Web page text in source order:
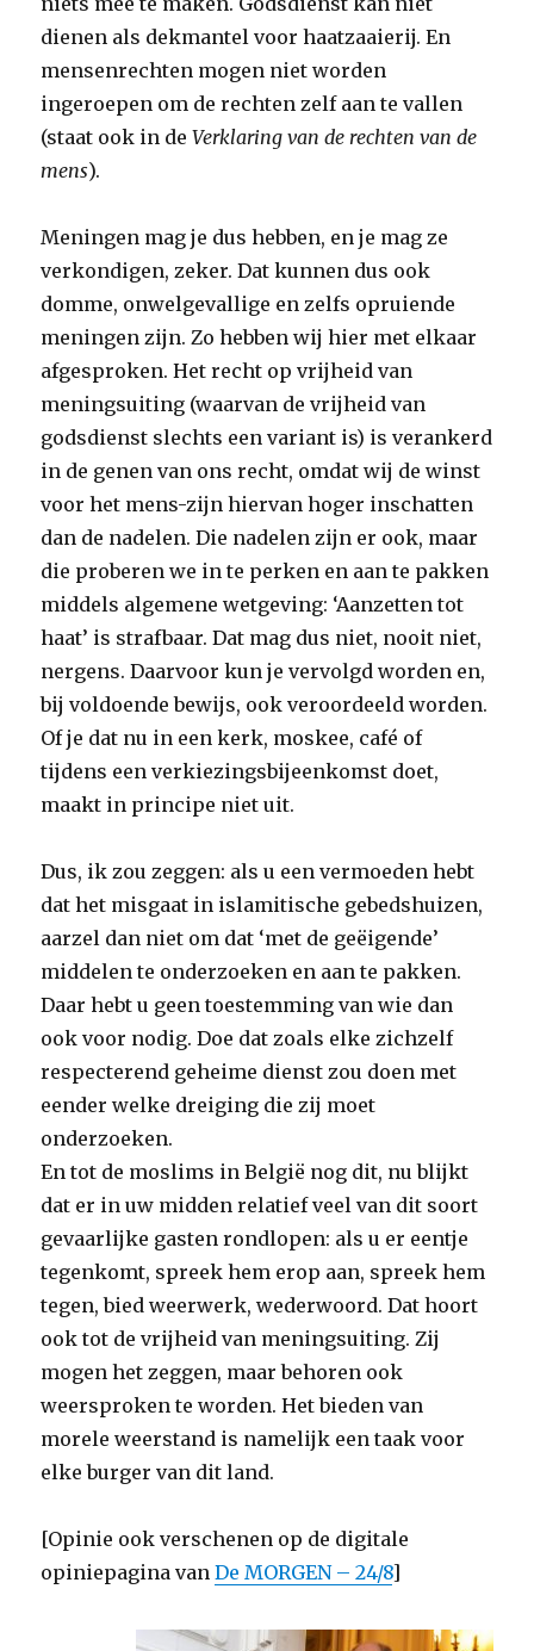
dienen als dekmantel voor haatzaaierij. En
mensenrechten mogen niet worden
ingeroepen om de rechten zelf aan te vallen
(staat ook in deVerklaring van de rechten van de
mens).
Meningen mag je dus hebben, en je mag ze
verkondigen, zeker. Dat kunnen dus ook
domme, onwelgevallige en zelfs opruiende
meningen zijn. Zo hebben wij hier met elkaar
afgesproken. Het recht op vrijheid van
meningsuiting (waarvan de vrijheid van
godsdienst slechts een variant is) is verankerd
in de genen van ons recht, omdat wij de winst
voor het mens-zijn hiervan hoger inschatten
dan de nadelen. Die nadelen zijn er ook, maar
die proberen we in te perken en aan te pakken
middels algemene wetgeving: ‘Aanzetten tot
haat’ is strafbaar. Dat mag dus niet, nooit niet,
nergens. Daarvoor kun je vervolgd worden en,
bij voldoende bewijs, ook veroordeeld worden.
Of je dat nu in een kerk, moskee, café of
tijdens een verkiezingsbijeenkomst doet,
maakt in principe niet uit.
Dus, ik zou zeggen: als u een vermoeden hebt
dat het misgaat in islamitische gebedshuizen,
aarzel dan niet om dat ‘met de geëigende’
middelen te onderzoeken en aan te pakken.
Daar hebt u geen toestemming van wie dan
ook voor nodig. Doe dat zoals elke zichzelf
respecterend geheime dienst zou doen met
eender welke dreiging die zij moet
onderzoeken.
En tot de moslims in België nog dit, nu blijkt
dat er in uw midden relatief veel van dit soort
gevaarlijke gasten rondlopen: als u er eentje
tegenkomt, spreek hem erop aan, spreek hem
tegen, bied weerwerk, wederwoord. Dat hoort
ook tot de vrijheid van meningsuiting. Zij
mogen het zeggen, maar behoren ook
weersproken te worden. Het bieden van
morele weerstand is namelijk een taak voor
elke burger van dit land.
[Opinie ook verschenen op de digitale
opiniepagina vanDe MORGEN – 24/8]